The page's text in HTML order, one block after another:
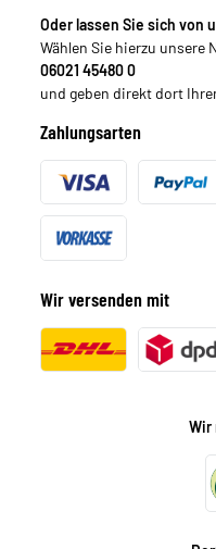
Oder lassen Sie sich von
Wählen Sie hierzu unsere
06021 45480 0
und geben direkt dort
Zahlungsarten
Wir versenden mit
Wir